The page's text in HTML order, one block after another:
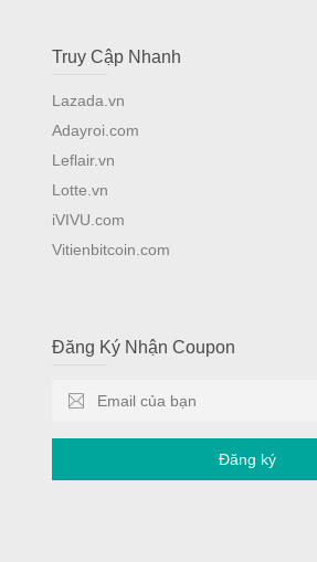
Truy Cập Nhanh
Lazada.vn
Adayroi.com
Leflair.vn
Lotte.vn
iVIVU.com
Vitienbitcoin.com
Đăng Ký Nhận Coupon
Đăng ký